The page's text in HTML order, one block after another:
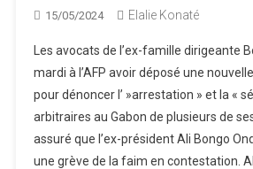
15/05/2024 Elalie Konaté
Les avocats de l’ex-famille dirigeante
mardi à l’AFP avoir déposé une
pour dénoncer l’ »arrestation » et la «
arbitraires au Gabon de plusieurs de
assuré que l’ex-président Ali Bongo
une grève de la faim en contestation.